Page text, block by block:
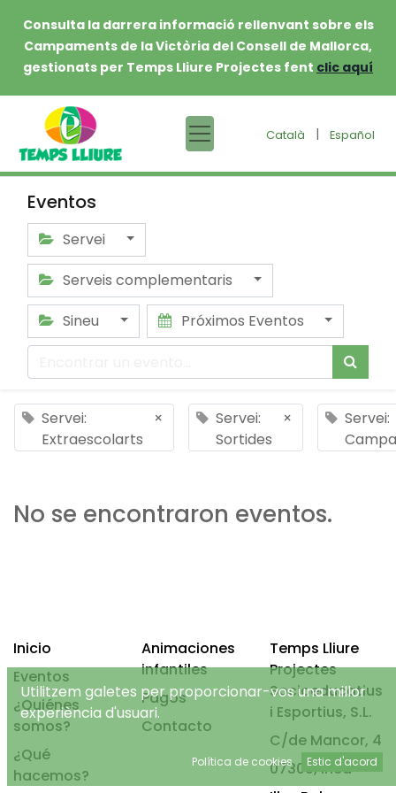
Consulta la darrera informació rellenvant sobre els
Campaments de la Victòria del Consell de Mallorca,
gestionats per Temps Lliure Projectes fent clic aquí
Català | Español
Eventos
Servei
Serveis complementaris
Sineu
Próximos Eventos
Servei:
Extraescolarts
×
Servei:
Sortides
×
Servei:
No se encontraron eventos.
Inicio
Eventos
¿Quiénes
somos?
¿Qué
hacemos?
Animaciones
infantiles
Pagos
Contacto
Temps Lliure
Projectes
Socioeducatius
i Esportius, S.L.
C/de Mancor, 4
07300, Inca
Utilitzem galetes per proporcionar-vos una millor
experiència d'usuari.
Política de cookies Estic d'acord